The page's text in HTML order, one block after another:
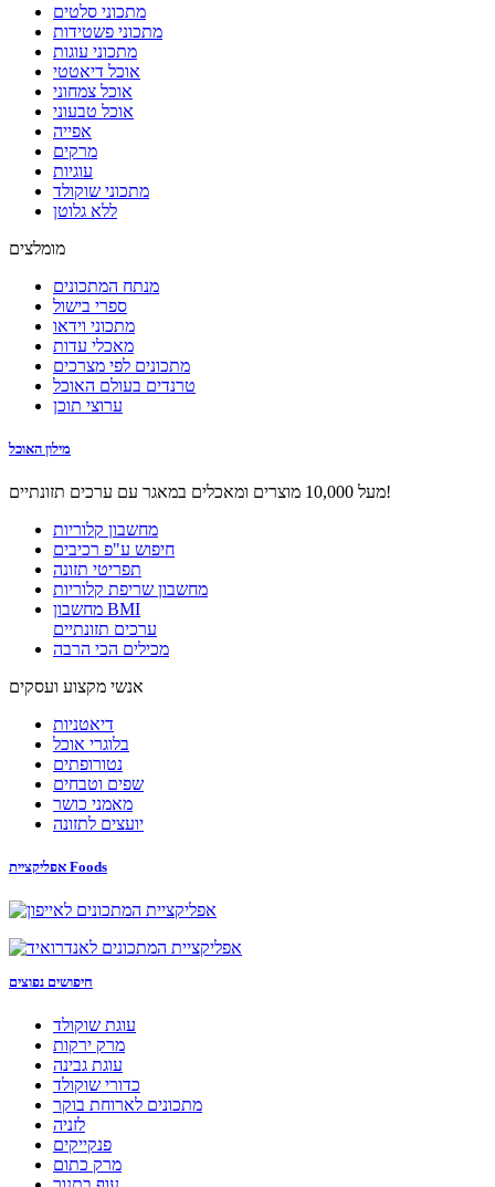
מתכוני סלטים
מתכוני פשטידות
מתכוני עוגות
אוכל דיאטטי
אוכל צמחוני
אוכל טבעוני
אפייה
מרקים
עוגיות
מתכוני שוקולד
ללא גלוטן
מומלצים
מנתח המתכונים
ספרי בישול
מתכוני וידאו
מאכלי עדות
מתכונים לפי מצרכים
טרנדים בעולם האוכל
ערוצי תוכן
מילון האוכל
מעל 10,000 מוצרים ומאכלים במאגר עם ערכים תזונתיים!
מחשבון קלוריות
חיפוש ע"פ רכיבים
תפריטי תזונה
מחשבון שריפת קלוריות
מחשבון BMI
ערכים תזונתיים
מכילים הכי הרבה
אנשי מקצוע ועסקים
דיאטניות
בלוגרי אוכל
נטורופתים
שפים וטבחים
מאמני כושר
יועצים לתזונה
אפליקציית Foods
חיפושים נפוצים
עוגת שוקולד
מרק ירקות
עוגת גבינה
כדורי שוקולד
מתכונים לארוחת בוקר
לזניה
פנקייקים
מרק כתום